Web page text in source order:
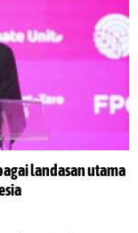
landasan utama